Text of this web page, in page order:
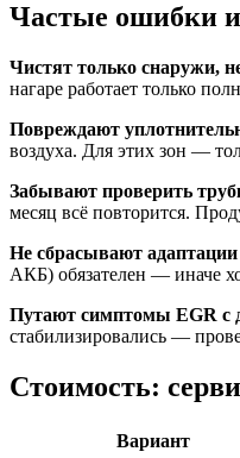
Частые ошибки
Чистят только снаружи,
нагаре работает только
Повреждают
воздуха. Для этих зон —
Забывают проверить
месяц всё повторится.
Не сбрасывают
АКБ) обязателен — иначе
Путают симптомы EGR с
стабилизировались —
Стоимость:
Вариант